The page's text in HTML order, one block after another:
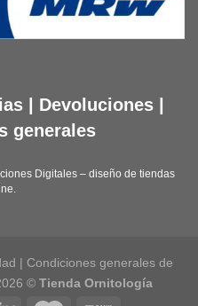
Devoluciones
generales
Digitales – diseño de tiendas
| Condiciones generales de
© Tienda Ornitología